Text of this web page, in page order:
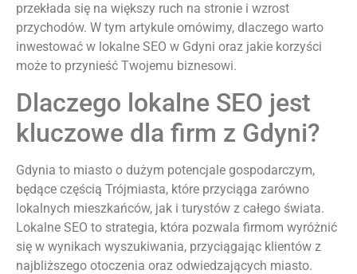
przekłada się na większy ruch na stronie i wzrost
przychodów. W tym artykule omówimy, dlaczego warto
inwestować w lokalne SEO w Gdyni oraz jakie korzyści
może to przynieść Twojemu biznesowi.
Dlaczego lokalne SEO jest
kluczowe dla firm z Gdyni?
Gdynia to miasto o dużym potencjale gospodarczym,
będące częścią Trójmiasta, które przyciąga zarówno
lokalnych mieszkańców, jak i turystów z całego świata.
Lokalne SEO to strategia, która pozwala firmom wyróżnić
się w wynikach wyszukiwania, przyciągając klientów z
najbliższego otoczenia oraz odwiedzających miasto.